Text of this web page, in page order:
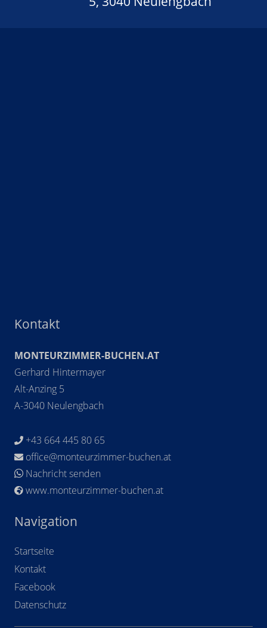
Kontakt
MONTEURZIMMER-BUCHEN.AT
Gerhard Hintermayer
Alt-Anzing 5
A-3040 Neulengbach
 +43 664 445 80 65
 office@monteurzimmer-buchen.at
 Nachricht senden
 www.monteurzimmer-buchen.at
Navigation
Startseite
Kontakt
Facebook
Datenschutz